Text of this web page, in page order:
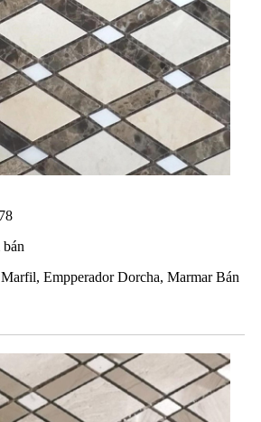
Empperador Dorcha, Marmar Bán